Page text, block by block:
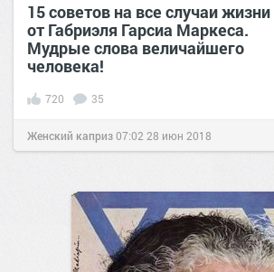
15 советов на все случаи жизни
от Габриэля Гарсиа Маркеса.
Мудрые слова величайшего
человека!
720 35
Женский каприз07:02 28 июн 2018